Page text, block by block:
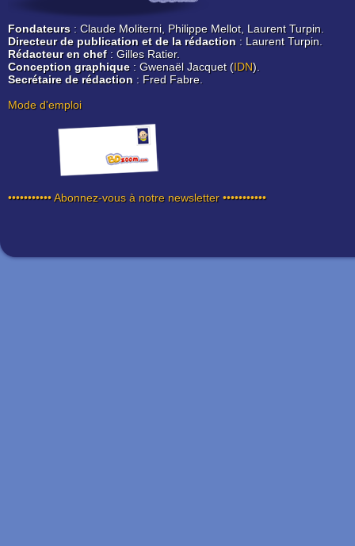
Fondateurs : Claude Moliterni, Philippe Mellot, Laurent Turpin.
Directeur de publication et de la rédaction : Laurent Turpin.
Rédacteur en chef: Gilles Ratier.
Conception graphique: Gwenaël Jacquet (IDN).
Secrétaire de rédaction : Fred Fabre.
Mode d'emploi
••••••••••• Abonnez-vous à notre newsletter •••••••••••